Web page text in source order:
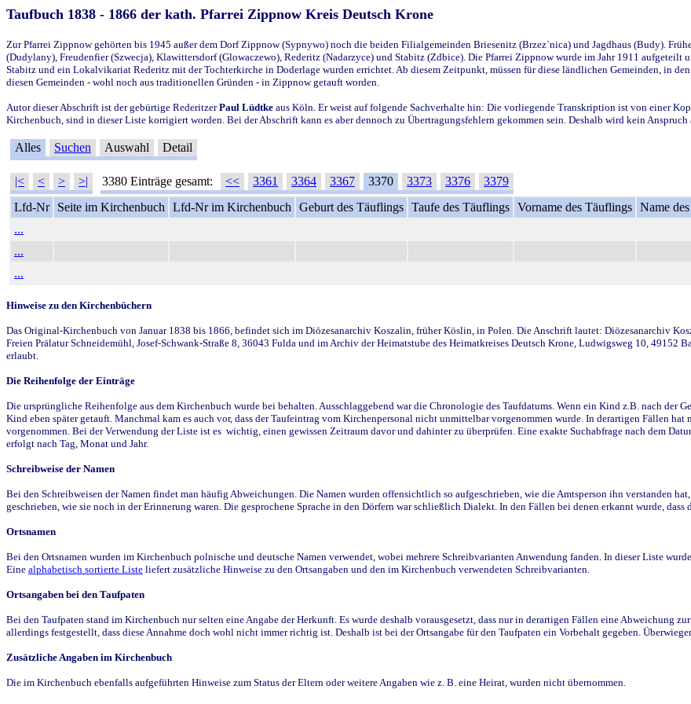
Taufbuch 1838 - 1866 der kath. Pfarrei Zippnow Kreis Deutsch Krone
Zur Pfarrei Zippnow gehörten bis 1945 außer dem Dorf Zippnow (Sypnywo) noch die beiden Filialgemeinden Briesenitz (Brzez`nica) und Jagdhaus (Budy).
(Dudylany), Freudenfier (Szwecja), Klawittersdorf (Glowaczewo), Rederitz (Nadarzyce) und Stabitz (Zdbice). Die Pfarrei Zippnow wurde im Jahr 1911
Stabitz und ein Lokalvikariat Rederitz mit der Tochterkirche in Doderlage wurden errichtet. Ab diesem Zeitpunkt, müssen für diese ländlichen Gemeinden, in
diesen Gemeinden - wohl noch aus traditionellen Gründen - in Zippnow getauft worden.
Autor dieser Abschrift ist der gebürtige RederitzerPaul Lüdtke aus Köln. Er weist auf folgende Sachverhalte hin: Die vorliegende Transkription ist von einer
Kirchenbuch, sind in dieser Liste korrigiert worden. Bei der Abschrift kann es aber dennoch zu Übertragungsfehlern gekommen sein. Deshalb wird kein Anspruch
Alles Suchen Auswahl Detail
|< < > >| 3380 Einträge gesamt: << 3361 3364 3367 3370 3373 3376
3379
Lfd-Nr
Seite im Kirchenbuch Lfd-Nr im Kirchenbuch Geburt des Täuflings Taufe des Täuflings Vorname des Täuflings Name
...
...
...
Hinweise zu den Kirchenbüchern
Das Original-Kirchenbuch von Januar 1838 bis 1866, befindet sich im Diözesanarchiv Koszalin, früher Köslin, in Polen. Die Anschrift lautet: Diözesanarchiv
Freien Prälatur Schneidemühl, Josef-Schwank-Straße 8, 36043 Fulda und im Archiv der Heimatstube des Heimatkreises Deutsch Krone, Ludwigsweg 10, 49152
erlaubt.
Die Reihenfolge der Einträge
Die ursprüngliche Reihenfolge aus dem Kirchenbuch wurde bei behalten. Ausschlaggebend war die Chronologie des Taufdatums. Wenn ein Kind z.B. nach der
Kind eben später getauft. Manchmal kam es auch vor, dass der Taufeintrag vom Kirchenpersonal nicht unmittelbar vorgenommen wurde. In derartigen Fällen
vorgenommen. Bei der Verwendung der Liste ist es wichtig, einen gewissen Zeitraum davor und dahinter zu überprüfen. Eine exakte Suchabfrage nach dem
erfolgt nach Tag, Monat und Jahr.
Schreibweise der Namen
Bei den Schreibweisen der Namen findet man häufig Abweichungen. Die Namen wurden offensichtlich so aufgeschrieben, wie die Amtsperson ihn verstanden
geschrieben, wie sie noch in der Erinnerung waren. Die gesprochene Sprache in den Dörfern war schließlich Dialekt. In den Fällen bei denen erkannt wurde,
Ortsnamen
Bei den Ortsnamen wurden im Kirchenbuch polnische und deutsche Namen verwendet, wobei mehrere Schreibvarianten Anwendung fanden. In dieser Liste
Eine alphabetisch sortierte Liste liefert zusätzliche Hinweise zu den Ortsangaben und den im Kirchenbuch verwendeten Schreibvarianten.
Ortsangaben bei den Taufpaten
Bei den Taufpaten stand im Kirchenbuch nur selten eine Angabe der Herkunft. Es wurde deshalb vorausgesetzt, dass nur in derartigen Fällen eine Abweichung
allerdings festgestellt, dass diese Annahme doch wohl nicht immer richtig ist. Deshalb ist bei der Ortsangabe für den Taufpaten ein Vorbehalt gegeben.
Zusätzliche Angaben im Kirchenbuch
Die im Kirchenbuch ebenfalls aufgeführten Hinweise zum Status der Eltern oder weitere Angaben wie z. B. eine Heirat, wurden nicht übernommen.